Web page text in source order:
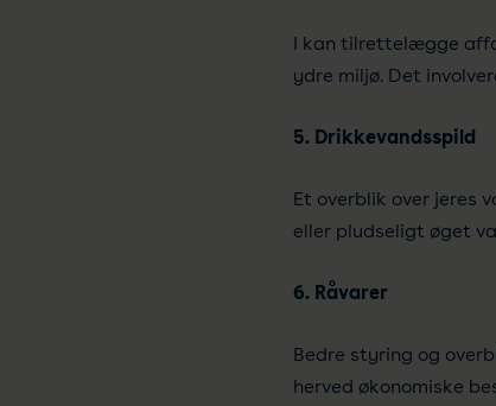
I kan tilrettelægge
ydre miljø. Det
5. Drikkevandsspild
Et overblik over jeres
eller pludseligt øget
6. Råvarer
Bedre styring og
herved økonomiske